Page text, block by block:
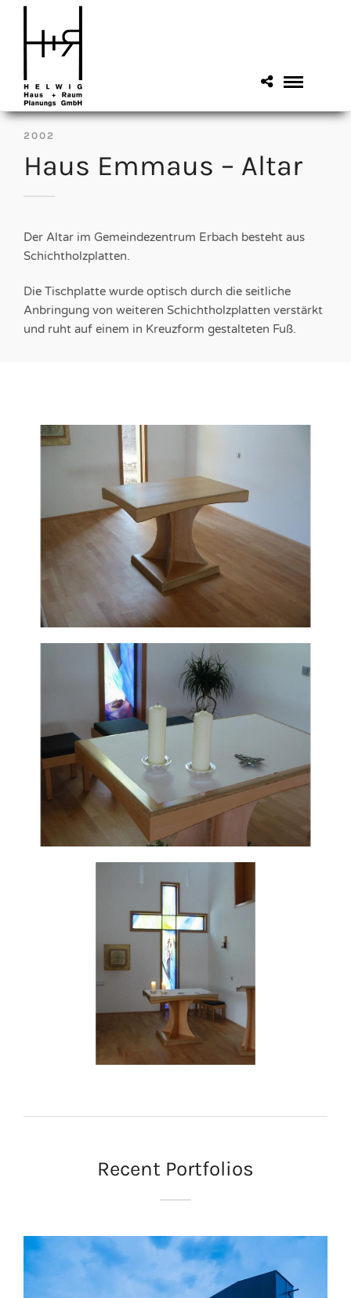
2002
Haus Emmaus – Altar
Der Altar im Gemeindezentrum Erbach besteht aus
Schichtholzplatten.
Die Tischplatte wurde optisch durch die seitliche
Anbringung von weiteren Schichtholzplatten verstärkt
und ruht auf einem in Kreuzform gestalteten Fuß.
Recent Portfolios